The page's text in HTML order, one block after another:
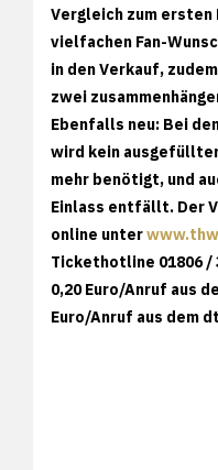
Vergleich zum ersten
vielfachen Fan-
in den Verkauf,
zwei
Ebenfalls neu: Bei
wird kein
mehr benötigt, und
Einlass entfällt. Der
online unter
Tickethotline 01806 /
0,20 Euro/Anruf aus
Euro/Anruf aus dem